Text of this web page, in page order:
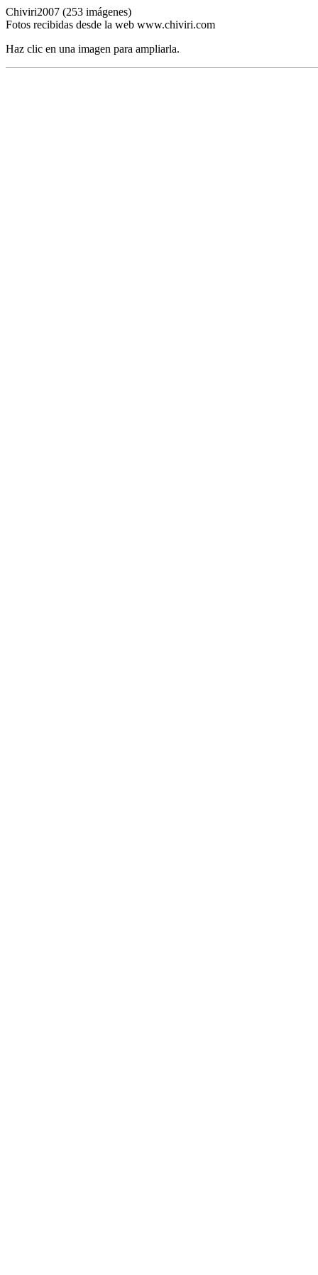
Chiviri2007 (253 imágenes)
Fotos recibidas desde la web www.chiviri.com
Haz clic en una imagen para ampliarla.